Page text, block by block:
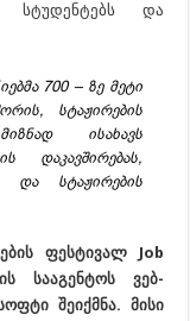
სტუდენტებს და
700 – ზე მეტი
სტაჟირების
ისახავს
დაკავშირებას,
და სტაჟირების
ფესტივალ Job
სააგენტოს ვებ-
შეიქმნა. მისი